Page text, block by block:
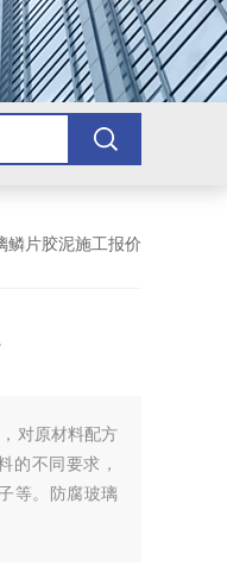
鳞片胶泥施工报价
对原材料配方
的不同要求，
等。防腐玻璃